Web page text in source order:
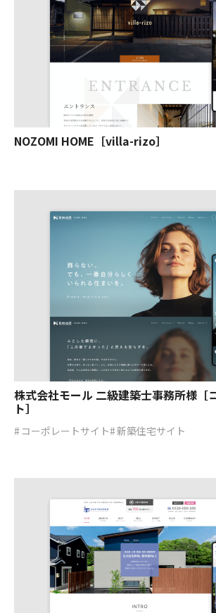
NOZOMI HOME［villa-rizo］
株式会社モール 二級建築士事務所様［
ト］
コーポレートサイト 新築住宅サイト